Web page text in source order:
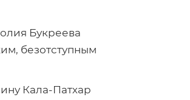
Букреева
безотступным
Кала-Патхар